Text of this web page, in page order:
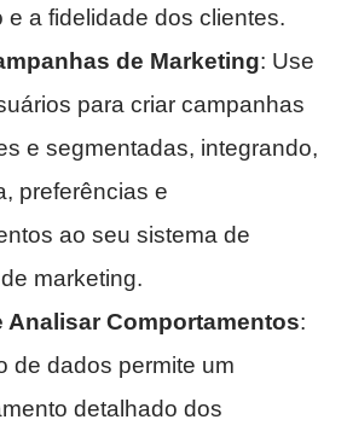
e a fidelidade dos clientes.
de Marketing: Use
para criar campanhas
e segmentadas, integrando,
preferências e
ao seu sistema de
marketing.
Analisar Comportamentos:
de dados permite um
detalhado dos